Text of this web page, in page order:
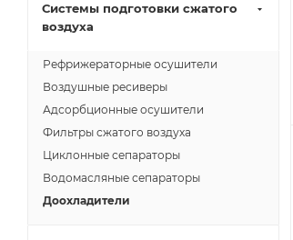
Системы подготовки сжатого
воздуха
Рефрижераторные осушители
Воздушные ресиверы
Адсорбционные осушители
Фильтры сжатого воздуха
Циклонные сепараторы
Водомасляные сепараторы
Доохладители